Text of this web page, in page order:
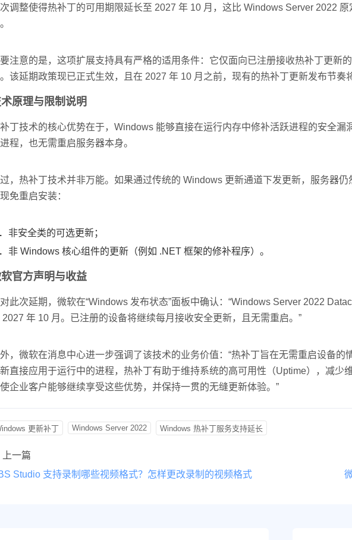
调整使得热补丁的可用期限延长至 2027 年 10 月，这比 Windows Server 2022
注意的是，这项扩展支持具有严格的适用条件：它仅面向已注册接收热补丁更新
该延期政策现已正式生效，且在 2027 年 10 月之前，现有的热补丁更新发布节奏
原理与限制说明
丁技术的核心优势在于，Windows 能够直接在运行内存中修补活跃进程的安全
程，也无需重启服务器本身。
，热补丁技术并非万能。如果通过传统的 Windows 更新通道下发更新，服务器
免重启安装：
非安全类的可选更新；
非 Windows 核心组件的更新（例如 .NET 框架的修补程序）。
官方声明与收益
此次延期，微软在“Windows 发布状态”面板中确认：“Windows Server 2022
2027 年 10 月。已注册的设备将继续每月接收安全更新，且无需重启。”
，微软在消息中心进一步强调了该技术的业务价值：“热补丁旨在无需重启设备
直接应用于运行中的进程，热补丁有助于维持系统的高可用性（Uptime），减少
企业客户能够继续享受这些优势，并保持一贯的无缝更新体验。”
更新补丁 Windows Server 2022 Windows 热补丁服务支持延长
上一篇
Studio 支持录制哪些视频格式？怎样更改录制的视频格式